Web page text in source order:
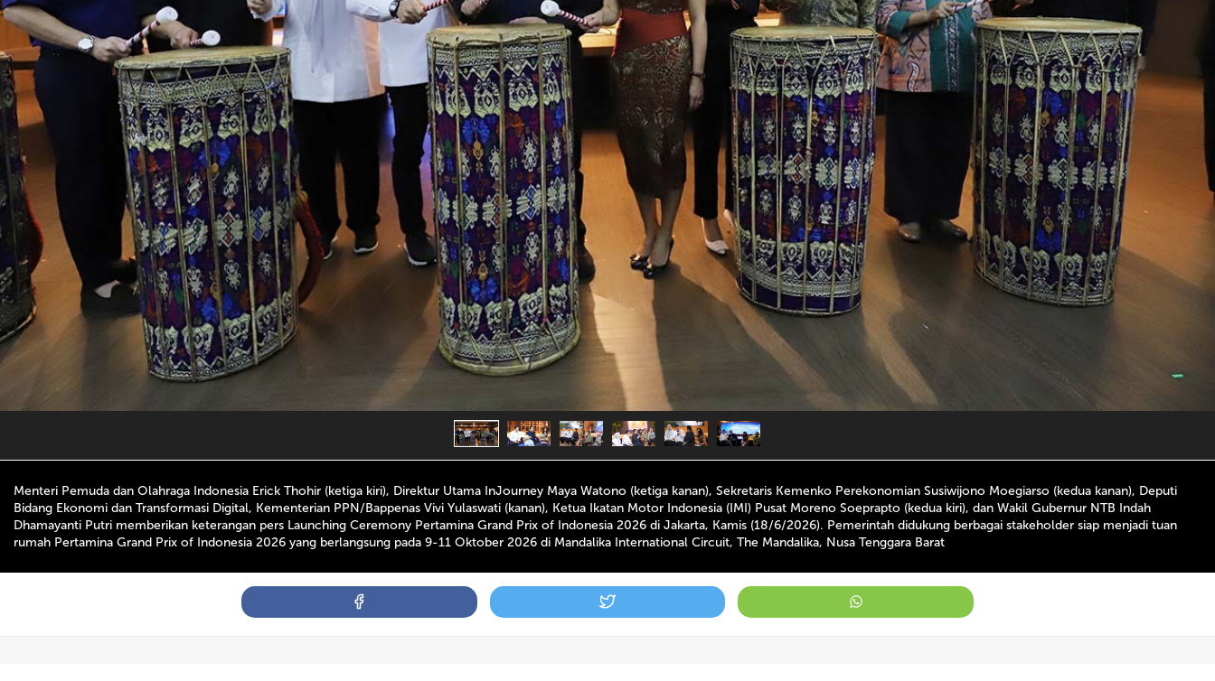
Menteri Pemuda dan Olahraga Indonesia Erick Thohir (ketiga kiri), Direktur Utama InJourney Maya Watono (ketiga kanan), Sekretaris Kemenko Perekonomian Susiwijono Moegiarso (kedua kanan), Deputi
Bidang Ekonomi dan Transformasi Digital, Kementerian PPN/Bappenas Vivi Yulaswati (kanan), Ketua Ikatan Motor Indonesia (IMI) Pusat Moreno Soeprapto (kedua kiri), dan Wakil Gubernur NTB Indah
Dhamayanti Putri memberikan keterangan pers Launching Ceremony Pertamina Grand Prix of Indonesia 2026 di Jakarta, Kamis (18/6/2026). Pemerintah didukung berbagai stakeholder siap menjadi tuan
rumah Pertamina Grand Prix of Indonesia 2026 yang berlangsung pada 9-11 Oktober 2026 di Mandalika International Circuit, The Mandalika, Nusa Tenggara Barat